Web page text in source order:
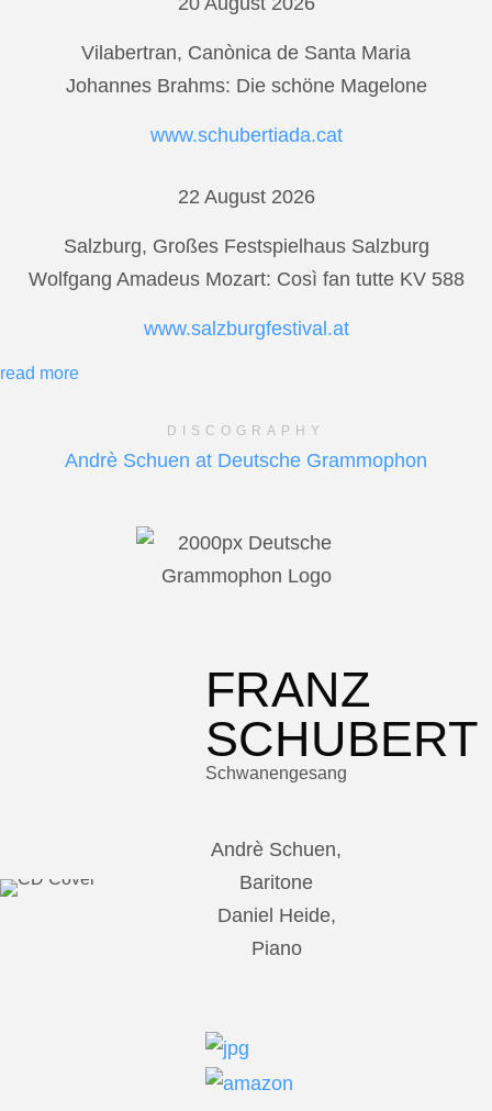
Vilabertran, Canònica de Santa Maria
Johannes Brahms: Die schöne Magelone
www.schubertiada.cat
22 August 2026
Salzburg, Großes Festspielhaus Salzburg
Wolfgang Amadeus Mozart: Così fan tutte KV 588
www.salzburgfestival.at
read more
DISCOGRAPHY
Andrè Schuen at Deutsche Grammophon
FRANZ
SCHUBERT
Schwanengesang
Andrè Schuen,
Baritone
Daniel Heide,
Piano